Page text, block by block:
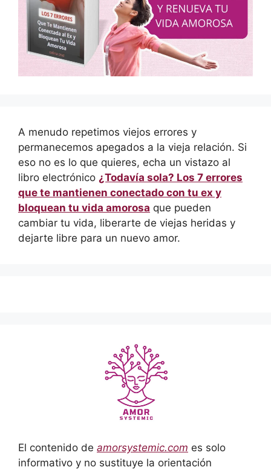
A menudo repetimos viejos errores y
permanecemos apegados a la vieja relación. Si
eso no es lo que quieres, echa un vistazo al
libro electrónico ¿Todavía sola? Los 7 errores
que te mantienen conectado con tu ex y
bloquean tu vida amorosa que pueden
cambiar tu vida, liberarte de viejas heridas y
dejarte libre para un nuevo amor.
El contenido de amorsystemic.com es solo
informativo y no sustituye la orientación